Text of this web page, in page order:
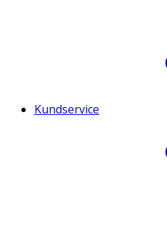
Kundservice